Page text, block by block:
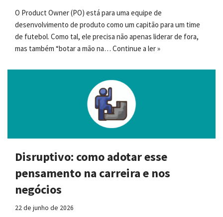
O Product Owner (PO) está para uma equipe de
desenvolvimento de produto como um capitão para um time
de futebol. Como tal, ele precisa não apenas liderar de fora,
mas também “botar a mão na… Continue a ler »
Disruptivo: como adotar esse
pensamento na carreira e nos
negócios
22 de junho de 2026